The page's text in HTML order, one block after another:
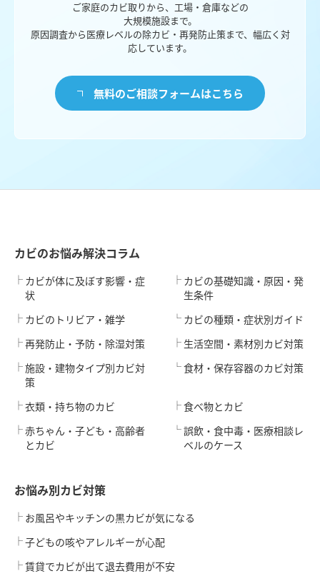
ご家庭のカビ取りから、工場・倉庫などの
大規模施設まで。
原因調査から医療レベルの除カビ・再発防止策まで、幅広く対
応しています。
無料のご相談フォームはこちら
カビのお悩み解決コラム
カビが体に及ぼす影響・症
状
カビのトリビア・雑学
カビの基礎知識・原因・発
生条件
カビの種類・症状別ガイド
再発防止・予防・除湿対策
施設・建物タイプ別カビ対
策
生活空間・素材別カビ対策
食材・保存容器のカビ対策
衣類・持ち物のカビ
赤ちゃん・子ども・高齢者
とカビ
食べ物とカビ
誤飲・食中毒・医療相談レ
ベルのケース
お悩み別カビ対策
お風呂やキッチンの黒カビが気になる
子どもの咳やアレルギーが心配
賃貸でカビが出て退去費用が不安